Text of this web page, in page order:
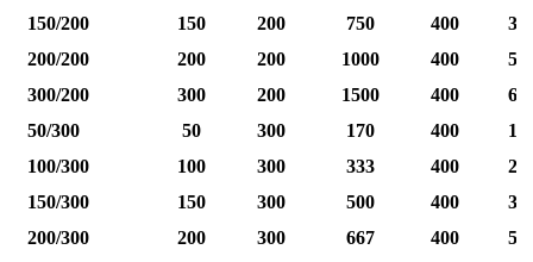
150/200
150 200 750 400
200/200
200 200 1000 400
300/200
300 200 1500 400
50/300
50 300 170 400
100/300
100 300 333 400
150/300
150 300 500 400
200/300
200 300 667 400